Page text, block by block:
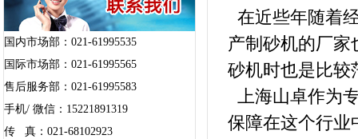
国内市场部：021-61995535
国际市场部：021-61995565
售后服务部：021-61995583
手机/ 微信：15221891319
传 真：021-68102923
在近些年随着
产制砂机的厂
砂机时也是比较
上海山卓作为
保障在这个行业